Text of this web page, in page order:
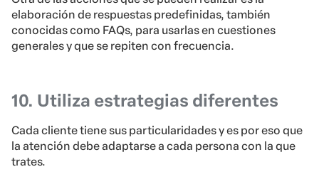
elaboración de respuestas predefinidas, también
conocidas como FAQs, para usarlas en cuestiones
generales y que se repiten con frecuencia.
10. Utiliza estrategias diferentes
Cada cliente tiene sus particularidades y es por eso que
la atención debe adaptarse a cada persona con la que
trates.